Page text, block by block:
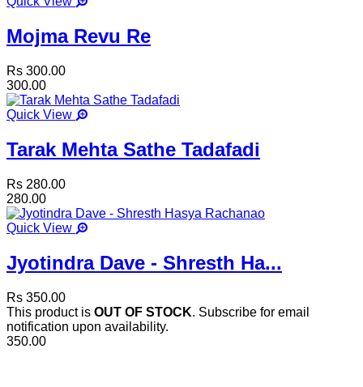
Mojma Revu Re
Rs 300.00
300.00
Quick View
Tarak Mehta Sathe Tadafadi
Rs 280.00
280.00
Quick View
Jyotindra Dave - Shresth Ha...
Rs 350.00
This product is OUT OF STOCK. Subscribe for email
notification upon availability.
350.00